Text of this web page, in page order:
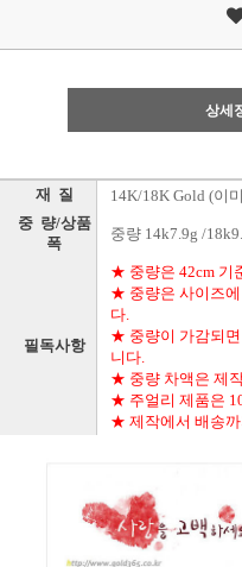
상세
재 질 14K/18K Gold (이
중 량/상품
폭
중량 14k7.9g /
필독사항
★ 중량은 42cm 기
★ 중량은 사이즈에
다.
★ 중량이 가감되면
니다.
★ 중량 차액은 제
★ 주얼리 제품은
★ 제작에서 배송까